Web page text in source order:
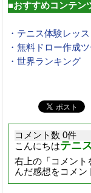
■おすすめコンテン
・テニス体験レッ
・無料ドロー作成
・世界ランキング
コメント数 0件
こんにちはテニ
右上の「コメント
んだ感想をコメン